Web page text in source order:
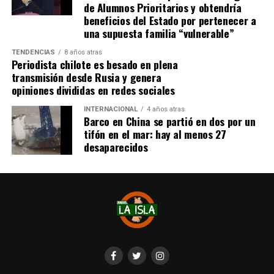
Finalmente, Ojeda remarcó que laMesa Social de
no descansará hasta que el hospital sea habilitado
Quellón.«La salud es un derecho y no vamos a
permitir que esta situación se siga postergando»,
concluyó.
de Alumnos Prioritarios y obtendría
beneficios del Estado por pertenecer a
una supuesta familia “vulnerable”
TENDENCIAS 8 años atras
Periodista chilote es besado en plena
transmisión desde Rusia y genera
opiniones divididas en redes sociales
INTERNACIONAL 4 años atras
Barco en China se partió en dos por un
tifón en el mar: hay al menos 27
desaparecidos